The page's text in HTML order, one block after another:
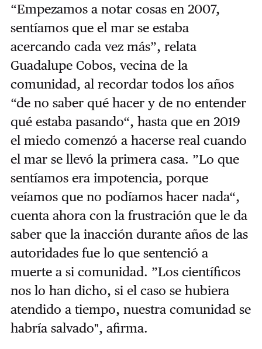
“Empezamos a notar cosas en 2007,
sentíamos que el mar se estaba
acercando cada vez más”, relata
Guadalupe Cobos, vecina de la
comunidad, al recordar todos los años
“de no saber qué hacer y de no entender
qué estaba pasando“, hasta que en 2019
el miedo comenzó a hacerse real cuando
el mar se llevó la primera casa. ”Lo que
sentíamos era impotencia, porque
veíamos que no podíamos hacer nada“,
cuenta ahora con la frustración que le da
saber que la inacción durante años de las
autoridades fue lo que sentenció a
muerte a si comunidad. ”Los científicos
nos lo han dicho, si el caso se hubiera
atendido a tiempo, nuestra comunidad se
habría salvado", afirma.